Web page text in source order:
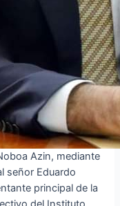
Azin, mediante
señor Eduardo
principal de la